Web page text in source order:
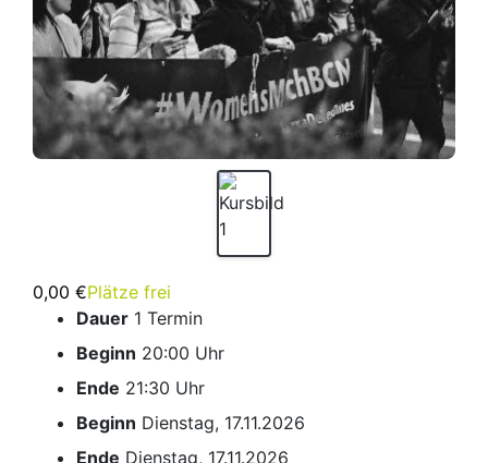
0,00 €Plätze frei
Dauer 1 Termin
Beginn 20:00 Uhr
Ende 21:30 Uhr
Beginn Dienstag, 17.11.2026
Ende Dienstag, 17.11.2026